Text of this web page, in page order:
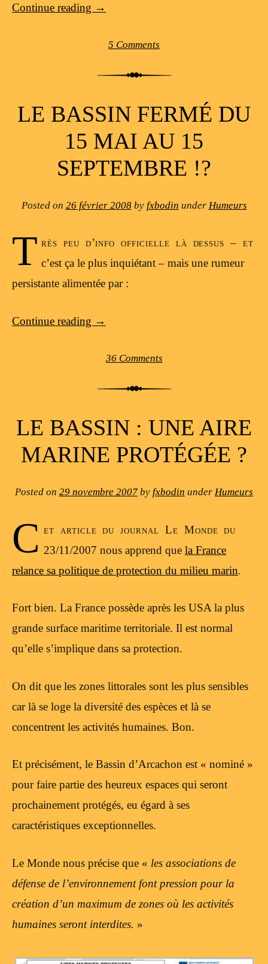
Continue reading →
5 Comments
LE BASSIN FERMÉ DU
15 MAI AU 15
SEPTEMBRE !?
Posted on 26 février 2008by fxbodin under Humeurs
T rès peu d’info officielle là dessus – et
c’est ça le plus inquiétant – mais une rumeur
persistante alimentée par :
Continue reading →
36 Comments
LE BASSIN : UNE AIRE
MARINE PROTÉGÉE ?
Posted on 29 novembre 2007 by fxbodin under Humeurs
C et article du journal Le Monde du
23/11/2007 nous apprend que la France
relance sa politique de protection du milieu marin.
Fort bien. La France possède après les USA la plus
grande surface maritime territoriale. Il est normal
qu’elle s’implique dans sa protection.
On dit que les zones littorales sont les plus sensibles
car là se loge la diversité des espèces et là se
concentrent les activités humaines. Bon.
Et précisément, le Bassin d’Arcachon est « nominé »
pour faire partie des heureux espaces qui seront
prochainement protégés, eu égard à ses
caractéristiques exceptionnelles.
Le Monde nous précise que « les associations de
défense de l’environnement font pression pour la
création d’un maximum de zones où les activités
humaines seront interdites. »